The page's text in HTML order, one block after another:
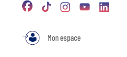
Mon espace